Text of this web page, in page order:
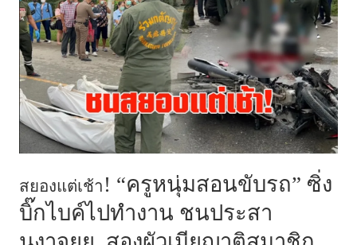
สยองแต่เช้า ! “ครูหนุ่มสอนขับรถ” ซิ่ง
บิ๊กไบค์ไปทำงาน ชนประสา